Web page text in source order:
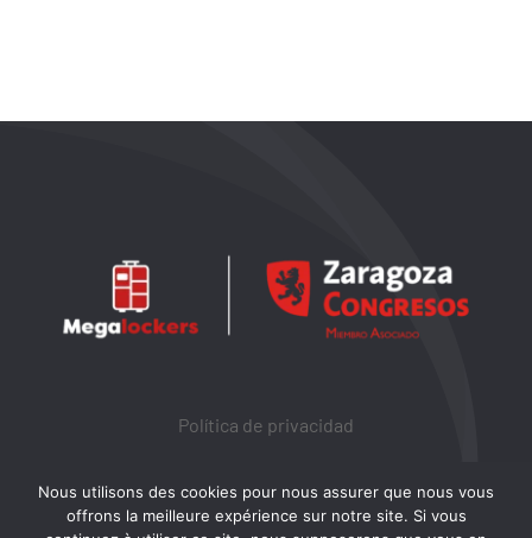
Política de privacidad
Aviso legal
Nous utilisons des cookies pour nous assurer que nous vous
offrons la meilleure expérience sur notre site. Si vous